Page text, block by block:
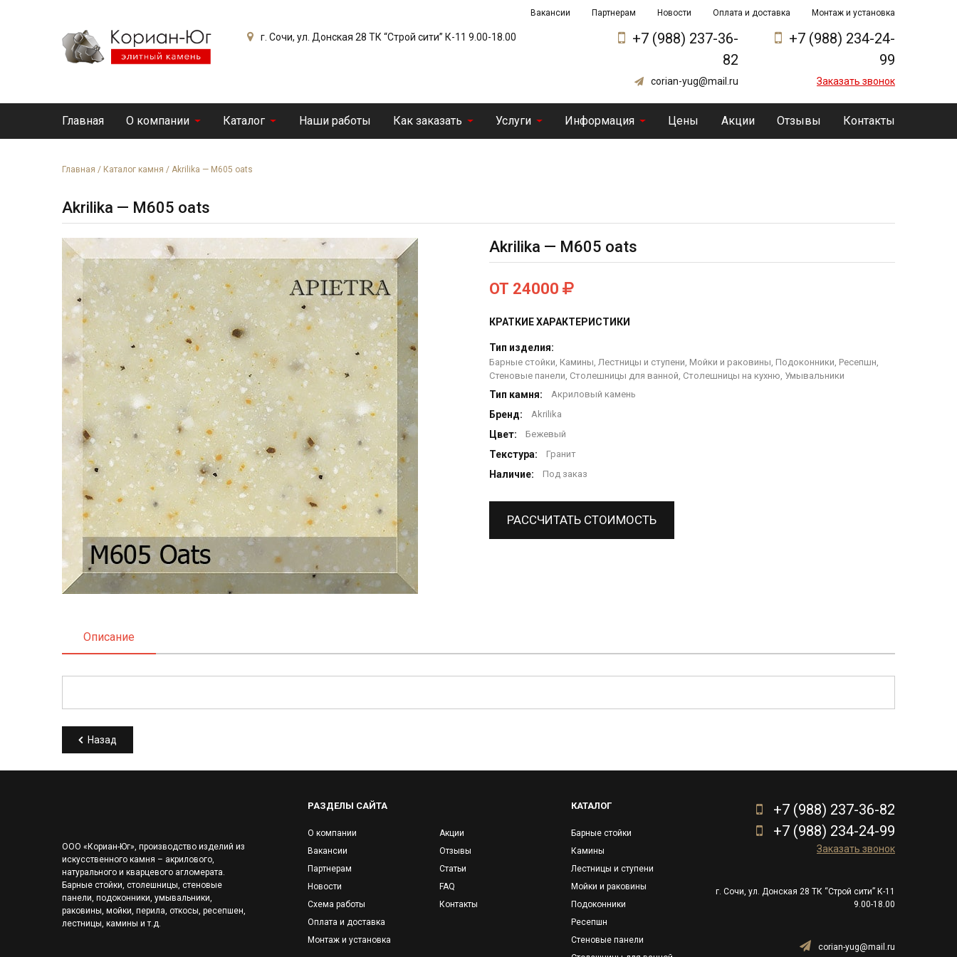
Вакансии Партнерам Новости Оплата и доставка Монтаж и установка
г. Сочи, ул. Донская 28 ТК “Строй сити” К-11 9.00-18.00
+7 (988) 237-36-
82
corian-yug@mail.ru
+7 (988) 234-24-
99
Заказать звонок
Главная О компании Каталог Наши работы Как заказать Услуги Информация Цены Акции Отзывы Контакты
Главная / Каталог камня / Akrilika — M605 oats
Akrilika — M605 oats
Akrilika — M605 oats
ОТ 24000
КРАТКИЕ ХАРАКТЕРИСТИКИ
Тип изделия:
Барные стойки, Камины, Лестницы и ступени, Мойки и раковины, Подоконники, Ресепшн,
Стеновые панели, Столешницы для ванной, Столешницы на кухню, Умывальники
Тип камня: Акриловый камень
Бренд: Akrilika
Цвет: Бежевый
Текстура: Гранит
Наличие: Под заказ
РАССЧИТАТЬ СТОИМОСТЬ
Описание
Назад
ООО «Кориан-Юг», производство изделий из
искусственного камня – акрилового,
натурального и кварцевого агломерата.
Барные стойки, столешницы, стеновые
панели, подоконники, умывальники,
раковины, мойки, перила, откосы, ресепшен,
лестницы, камины и т.д.
РАЗДЕЛЫ САЙТА
О компании
Вакансии
Партнерам
Новости
Схема работы
Оплата и доставка
Монтаж и установка
Акции
Отзывы
Статьи
FAQ
Контакты
КАТАЛОГ
Барные стойки
Камины
Лестницы и ступени
Мойки и раковины
Подоконники
Ресепшн
Стеновые панели
+7 (988) 237-36-82
+7 (988) 234-24-99
Заказать звонок
г. Сочи, ул. Донская 28 ТК “Строй сити” К-11
9.00-18.00
corian-yug@mail.ru